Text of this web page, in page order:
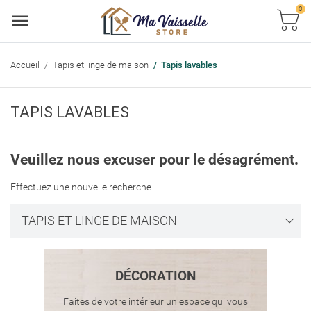
0
Accueil Tapis et linge de maison Tapis lavables
TAPIS LAVABLES
TAPIS ET LINGE DE MAISON
DÉCORATION
Faites de votre intérieur un espace qui vous
Veuillez nous excuser pour le désagrément.
Effectuez une nouvelle recherche